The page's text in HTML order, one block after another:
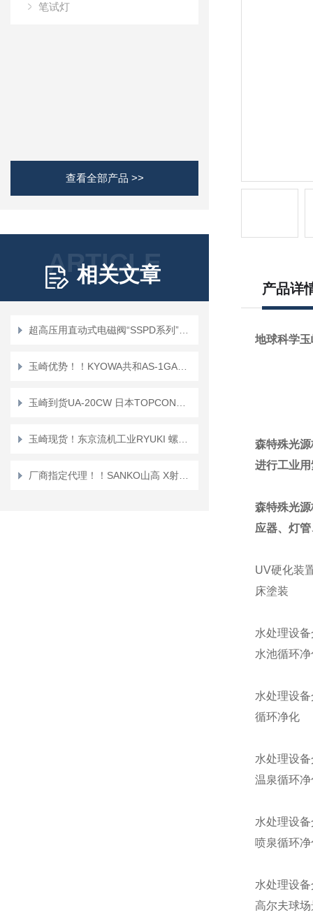
笔试灯
查看全部产品 >>
ARTICLE
相关文章
产品详
地球科学
森特殊光
进行工业
森特殊光
应器、灯管
UV硬化装
床塗装
水处理设
水池循环净
水处理设
循环净化
水处理设
温泉循环净
水处理设
喷泉循环净
水处理设
高尔夫球